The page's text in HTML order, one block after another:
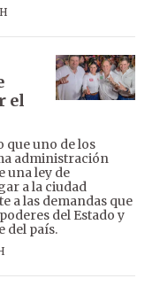
el
que uno de los
administración
una ley de
a la ciudad
a las demandas que
del Estado y
del país.